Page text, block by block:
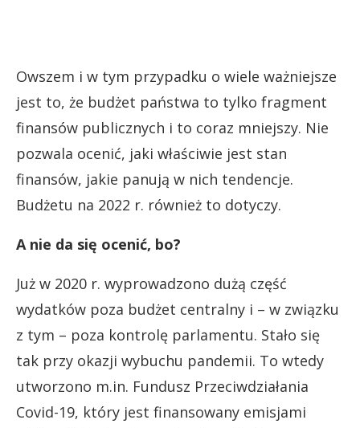
Owszem i w tym przypadku o wiele ważniejsze
jest to, że budżet państwa to tylko fragment
finansów publicznych i to coraz mniejszy. Nie
pozwala ocenić, jaki właściwie jest stan
finansów, jakie panują w nich tendencje.
Budżetu na 2022 r. również to dotyczy.
A nie da się ocenić, bo?
Już w 2020 r. wyprowadzono dużą część
wydatków poza budżet centralny i – w związku
z tym – poza kontrolę parlamentu. Stało się
tak przy okazji wybuchu pandemii. To wtedy
utworzono m.in. Fundusz Przeciwdziałania
Covid-19, który jest finansowany emisjami